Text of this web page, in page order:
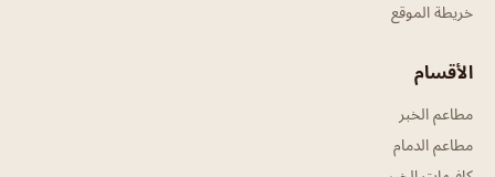
خريطة الموقع
الأقسام
مطاعم الخبر
مطاعم الدمام